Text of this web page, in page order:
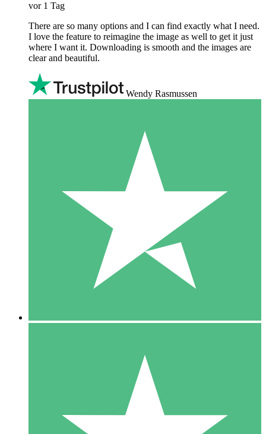
vor 1 Tag
There are so many options and I can find exactly what I need.
I love the feature to reimagine the image as well to get it just
where I want it. Downloading is smooth and the images are
clear and beautiful.
Wendy Rasmussen